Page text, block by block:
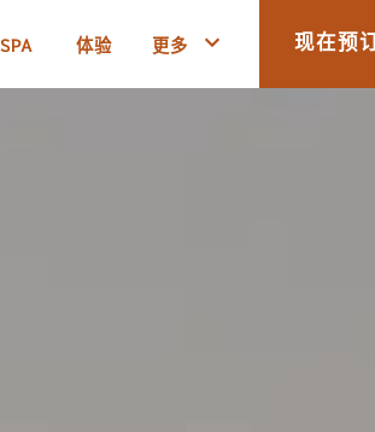
SPA 体验 更多 现在预订